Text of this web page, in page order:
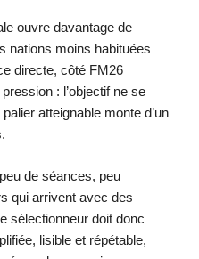
ouvre davantage de
nations moins habituées
directe, côté FM26
: l’objectif ne se
atteignable monte d’un
de séances, peu
qui arrivent avec des
sélectionneur doit donc
lisible et répétable,